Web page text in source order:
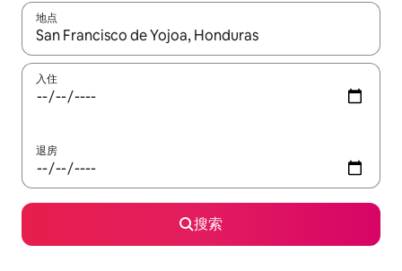
地点
如有搜索结果，请使用上下方向键查看，或通过点击或滑动手势
入住
退房
搜索